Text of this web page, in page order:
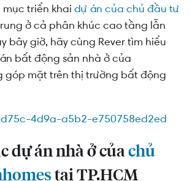
triển khai dự án của chủ đầu tư
ở cả phân khúc cao tầng lẫn
bây giờ, hãy cùng Rever tìm hiểu
bất động sản nhà ở của
góp mặt trên thị trường bất động
dự án nhà ở củachủ
tại TP.HCM